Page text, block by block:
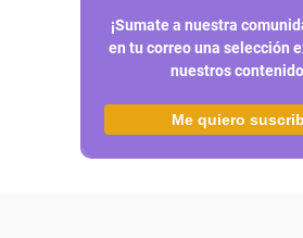
¡Sumate a nuestra
en tu correo una selección
nuestros
Me quiero